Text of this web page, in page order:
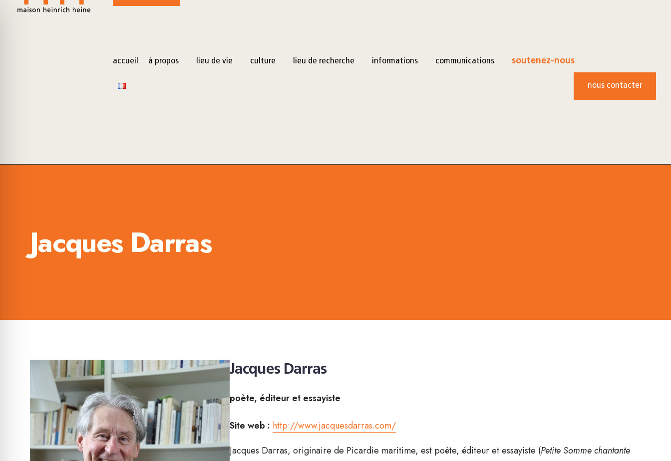
accueil à propos lieu de vie culture lieu de recherche informations communications soutenez-nous
nous contacter
Jacques Darras
Jacques Darras
poète, éditeur et essayiste
Site web : http://www.jacquesdarras.com/
Jacques Darras, originaire de Picardie maritime, est poète, éditeur et essayiste (Petite Somme chantante